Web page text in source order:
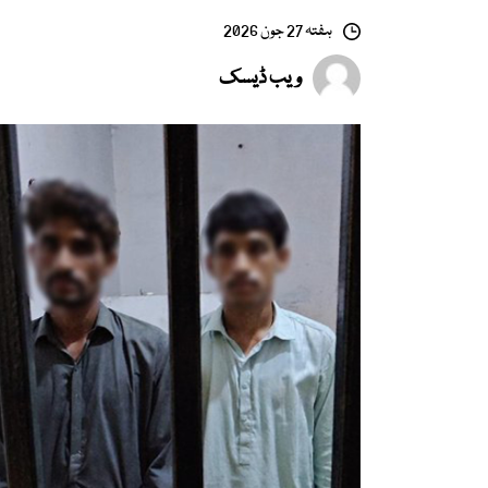
ہفتہ 27 جون 2026
ویب ڈیسک